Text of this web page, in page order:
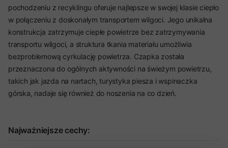
pochodzeniu z recyklingu oferuje najlepsze w swojej klasie ciepło
w połączeniu z doskonałym transportem wilgoci. Jego unikalna
konstrukcja zatrzymuje ciepłe powietrze bez zatrzymywania
transportu wilgoci, a struktura tkania materiału umożliwia
bezproblemową cyrkulację powietrza. Czapka została
przeznaczona do ogólnych aktywności na świeżym powietrzu,
takich jak jazda na nartach, turystyka piesza i wspinaczka
górska, nadaje się również do noszenia na co dzień.
Najważniejsze cechy: